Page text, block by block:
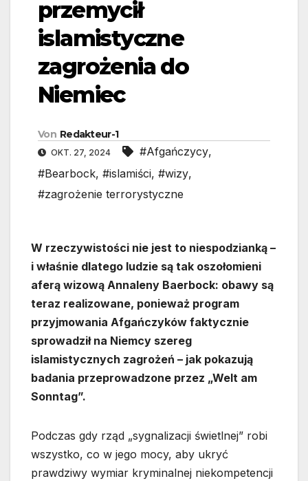
przemycił
islamistyczne
zagrożenia do
Niemiec
Von Redakteur-1
OKT. 27, 2024 #Afgańczycy,
#Bearbock, #islamiści, #wizy,
#zagrożenie terrorystyczne
W rzeczywistości nie jest to niespodzianką –
i właśnie dlatego ludzie są tak oszołomieni
aferą wizową Annaleny Baerbock: obawy są
teraz realizowane, ponieważ program
przyjmowania Afgańczyków faktycznie
sprowadził na Niemcy szereg
islamistycznych zagrożeń – jak pokazują
badania przeprowadzone przez „Welt am
Sonntag”.
Podczas gdy rząd „sygnalizacji świetlnej” robi
wszystko, co w jego mocy, aby ukryć
prawdziwy wymiar kryminalnej niekompetencji